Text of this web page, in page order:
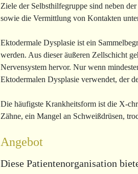
Ziele der Selbsthilfegruppe sind neben
sowie die Vermittlung von Kontakten
Ektodermale Dysplasie ist ein
werden. Aus dieser äußeren Zellschicht
Nervensystem hervor. Nur wenn
Ektodermalen Dysplasie verwendet, der
Die häufigste Krankheitsform ist die X-
Zähne, ein Mangel an Schweißdrüsen,
Angebot
Diese Patientenorganisation